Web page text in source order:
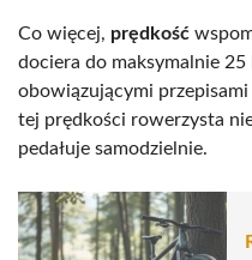
Co więcej, prędkość
dociera do maksymalnie
obowiązującymi
tej prędkości rowerzysta
pedałuje samodzielnie.